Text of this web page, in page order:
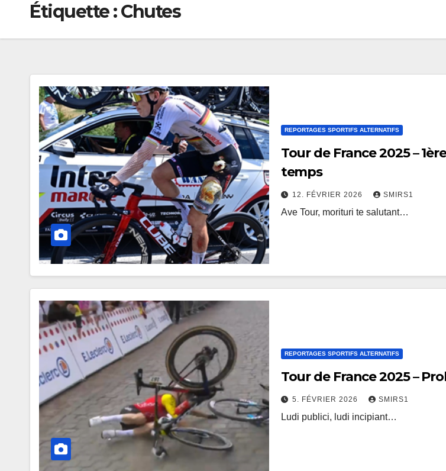
Étiquette :Chutes
REPORTAGES SPORTIFS ALTERNATIFS
Tour de France 2025 –
temps
12. FÉVRIER 2026 SMIRS1
Ave Tour, morituri te salutant…
REPORTAGES SPORTIFS ALTERNATIFS
Tour de France 2025 –
5. FÉVRIER 2026 SMIRS1
Ludi publici, ludi incipiant…